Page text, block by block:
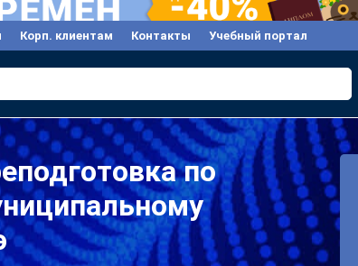
Корп. клиентам Контакты Учебный портал
по